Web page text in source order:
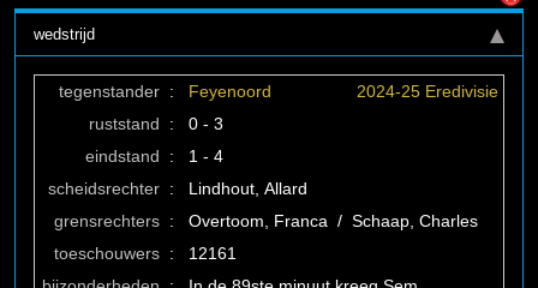
wedstrijd
tegenstander : Feyenoord
2024-25 Eredivisie
ruststand
:
0 - 3
eindstand
:
1 - 4
scheidsrechter :
Lindhout, Allard
grensrechters :
Overtoom, Franca / Schaap, Charles
toeschouwers :
12161